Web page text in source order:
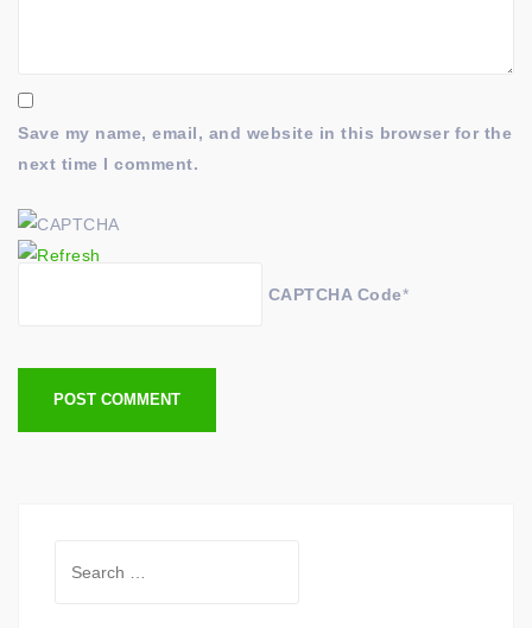
Save my name, email, and website in this browser for the
next time I comment.
CAPTCHA Code*